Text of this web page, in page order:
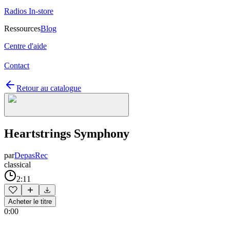
Radios In-store
RessourcesBlog
Centre d'aide
Contact
Retour au catalogue
Heartstrings Symphony
parDepasRec
classical
2:11
Acheter le titre
0:00